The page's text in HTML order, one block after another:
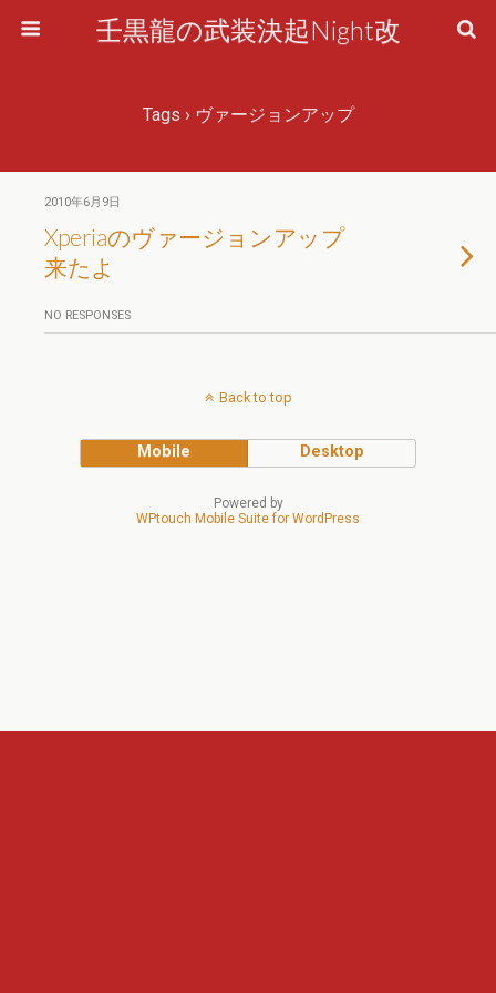
壬黒龍の武装決起Night改
Tags › ヴァージョンアップ
2010年6月9日
Xperiaのヴァージョンアップ
来たよ
NO RESPONSES
Back to top
Mobile Desktop
Powered by
WPtouch Mobile Suite for WordPress